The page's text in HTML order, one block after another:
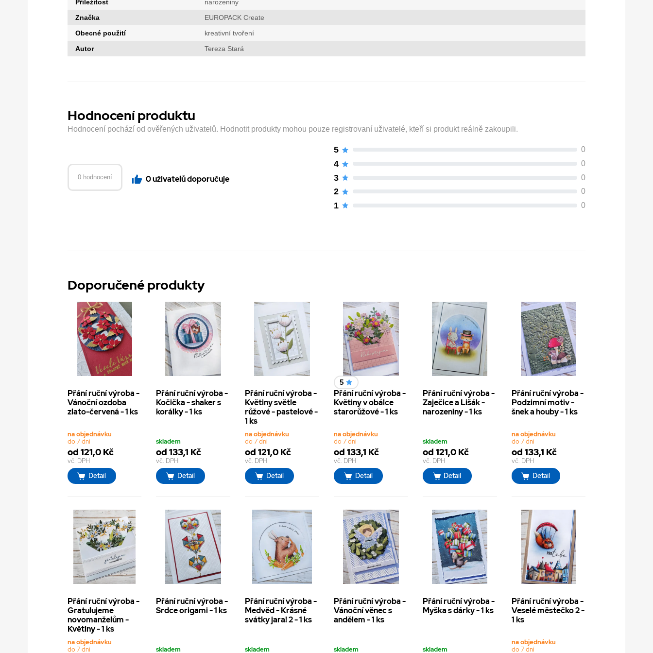
Příležitost
narozeniny
Značka
EUROPACK Create
Obecné použití
kreativní tvoření
Autor
Tereza Stará
Hodnocení produktu
Hodnocení pochází od ověřených uživatelů. Hodnotit produkty mohou pouze registrovaní uživatelé, kteří si produkt reálně zakoupili.
0 hodnocení 0 uživatelů doporučuje
5 0
4 0
3 0
2 0
1 0
Doporučené produkty
Přání ruční výroba -
Vánoční ozdoba
zlato-červená - 1 ks
na objednávku
do 7 dní
od 121,0 Kč
vč. DPH
Detail
Přání ruční výroba -
Kočička - shaker s
korálky - 1 ks
skladem
od 133,1 Kč
vč. DPH
Detail
Přání ruční výroba -
Květiny světle
růžové - pastelové -
1 ks
na objednávku
do 7 dní
od 121,0 Kč
vč. DPH
Detail
5
Přání ruční výroba -
Květiny v obálce
starorůžové - 1 ks
na objednávku
do 7 dní
od 133,1 Kč
vč. DPH
Detail
Přání ruční výroba -
Zaječice a Lišák -
narozeniny - 1 ks
skladem
od 121,0 Kč
vč. DPH
Detail
Přání ruční výroba -
Podzimní motiv -
šnek a houby - 1 ks
na objednávku
do 7 dní
od 133,1 Kč
vč. DPH
Detail
Přání ruční výroba -
Gratulujeme
novomanželům -
Květiny - 1 ks
na objednávku
do 7 dní
Přání ruční výroba -
Srdce origami - 1 ks
skladem
Přání ruční výroba -
Medvěd - Krásné
svátky jara! 2 - 1 ks
skladem
Přání ruční výroba -
Vánoční věnec s
andělem - 1 ks
skladem
Přání ruční výroba -
Myška s dárky - 1 ks
skladem
Přání ruční výroba -
Veselé městečko 2 -
1 ks
na objednávku
do 7 dní